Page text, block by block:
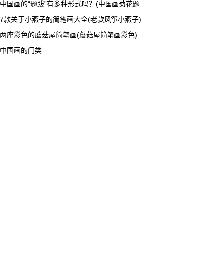
中国画的“题跋”有多种形式吗？(中国画菊花题
7款关于小燕子的简笔画大全(老款风筝小燕子)
两座彩色的蘑菇屋简笔画(蘑菇屋简笔画彩色)
中国画的门类